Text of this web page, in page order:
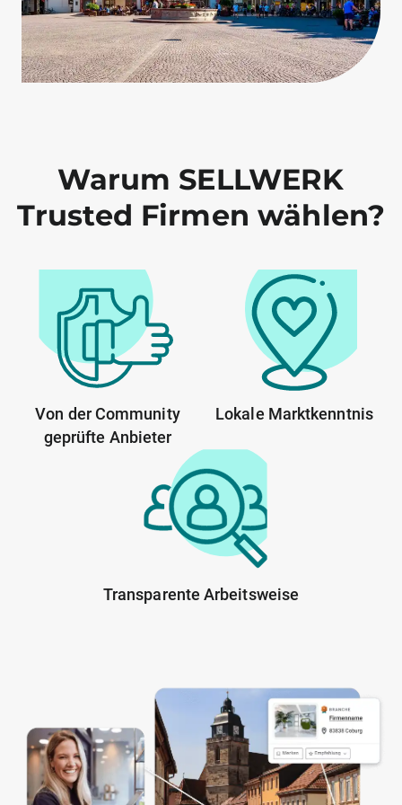
Warum SELLWERK
Trusted Firmen wählen?
Von der Community
geprüfte Anbieter
Lokale Marktkenntnis
Transparente Arbeitsweise